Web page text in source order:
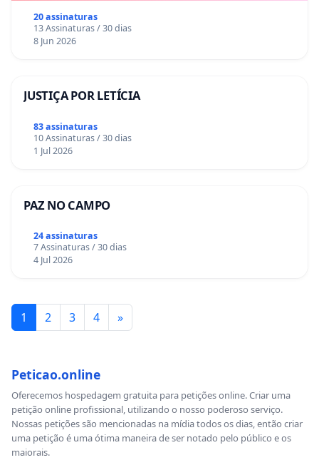
20 assinaturas
13 Assinaturas / 30 dias
8 Jun 2026
JUSTIÇA POR LETÍCIA
83 assinaturas
10 Assinaturas / 30 dias
1 Jul 2026
PAZ NO CAMPO
24 assinaturas
7 Assinaturas / 30 dias
4 Jul 2026
1 2 3 4 »
Peticao.online
Oferecemos hospedagem gratuita para petições online. Criar uma
petição online profissional, utilizando o nosso poderoso serviço.
Nossas petições são mencionadas na mídia todos os dias, então criar
uma petição é uma ótima maneira de ser notado pelo público e os
maiorais.